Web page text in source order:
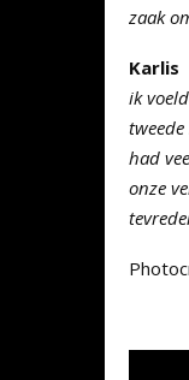
zaak
Karlis
ik
had
onze